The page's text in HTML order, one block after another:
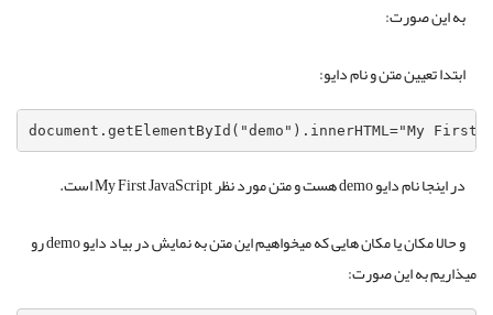
به این صورت:
ابتدا تعیین متن و نام دایو:
document.getElementById("demo").innerHTML="My
در اینجا نام دایو demo هست و متن مورد نظر My First JavaScript است.
و حالا مکان یا مکان هایی که میخواهیم این متن به نمایش در بیاد دایو demo رو
میذاریم به این صورت: